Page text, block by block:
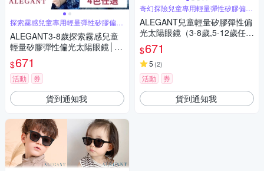
探索霧感兒童專用輕量彈性矽膠偏光
太陽眼鏡
ALEGANT3-8歲探索霧感兒童
輕量矽膠彈性偏光太陽眼鏡│U
V400墨鏡│台灣品牌│4色
$671
活動 券
貨到通知我
奇幻探險兒童專用輕量彈性矽膠偏光
太陽眼鏡
ALEGANT兒童輕量矽膠彈性偏
光太陽眼鏡（3-8歲,5-12歲任
選）
$671
5 (2)
活動 券
貨到通知我